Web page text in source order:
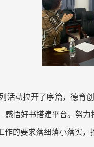
活动拉开了序篇，德育
感悟好书搭建平台。努
的要求落细落小落实，